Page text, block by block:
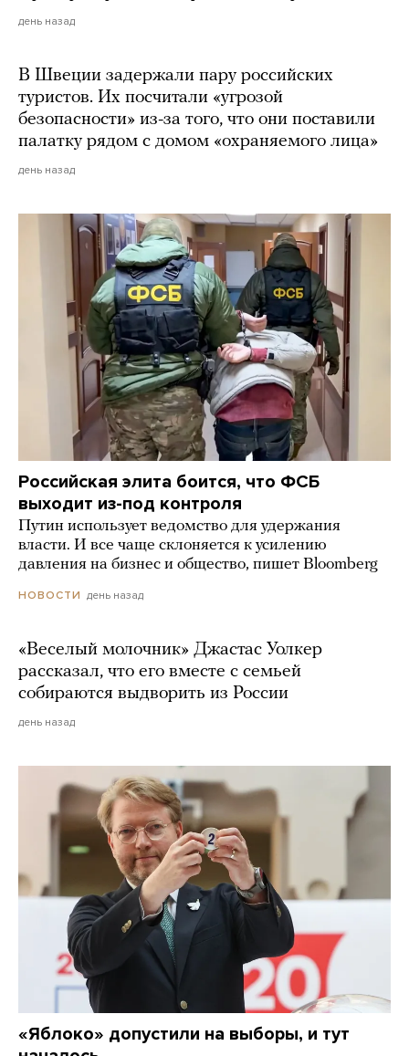
день назад
В Швеции задержали пару российских
туристов. Их посчитали «угрозой
безопасности» из-за того, что они поставили
палатку рядом с домом «охраняемого лица»
день назад
Российская элита боится, что ФСБ
выходит из-под контроля
Путин использует ведомство для удержания
власти. И все чаще склоняется к усилению
давления на бизнес и общество, пишет Bloomberg
НОВОСТИ день назад
«Веселый молочник» Джастас Уолкер
рассказал, что его вместе с семьей
собираются выдворить из России
день назад
«Яблоко» допустили на выборы, и тут